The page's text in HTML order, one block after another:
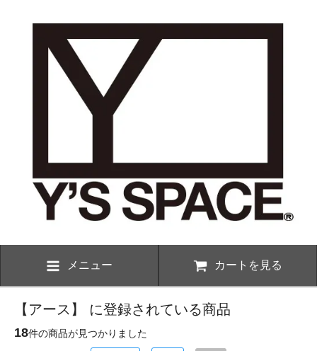
メニュー カートを見る
【アース】 に登録されている商品
18件の商品が見つかりました